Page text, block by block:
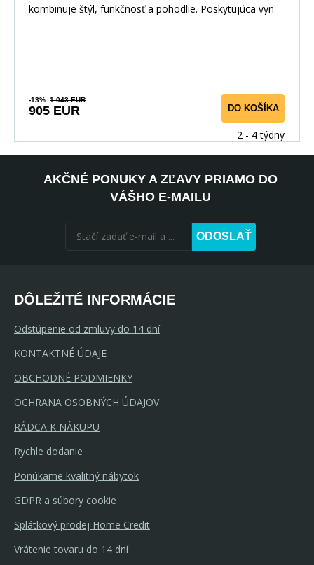
kombinuje štýl, funkčnosť a pohodlie. Poskytujúca vyn
-13% 1 043 EUR
905 EUR DO KOŠÍKA
2 - 4 týdny
AKČNÉ PONUKY A ZĽAVY PRIAMO DO
VÁŠHO E-MAILU
ODOSLAŤ
DÔLEŽITÉ INFORMÁCIE
Odstúpenie od zmluvy do 14 dní
KONTAKTNÉ ÚDAJE
OBCHODNÉ PODMIENKY
OCHRANA OSOBNÝCH ÚDAJOV
RÁDCA K NÁKUPU
Rychle dodanie
Ponúkame kvalitný nábytok
GDPR a súbory cookie
Splátkový prodej Home Credit
Vrátenie tovaru do 14 dní